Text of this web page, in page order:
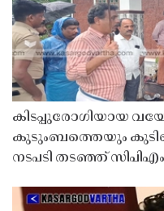
കിടപ്പുരോഗിയായ
കുടുംബത്തെയും
നടപടി തടഞ്ഞ്